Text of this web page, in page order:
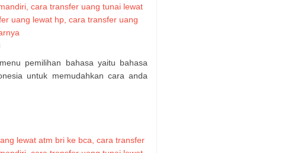
pemilihan bahasa yaitu bahasa
untuk memudahkan cara anda